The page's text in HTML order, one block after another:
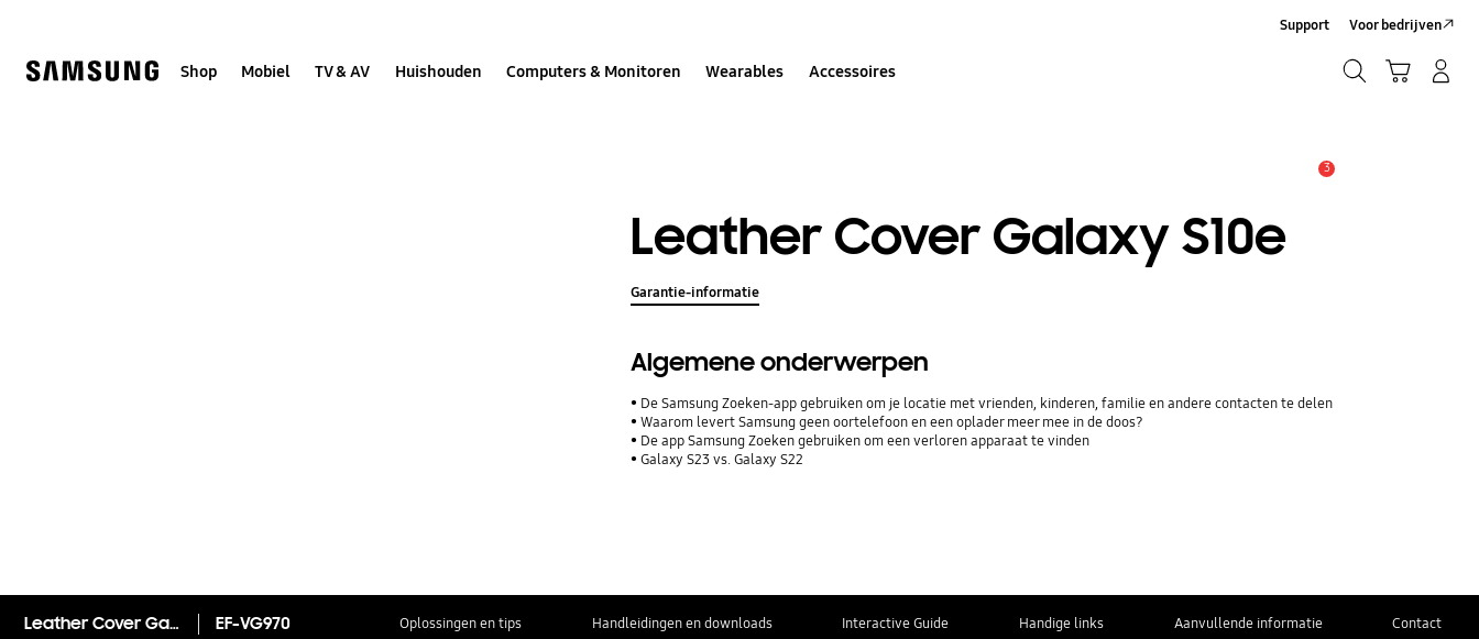
Shop Mobiel TV & AV Huishouden Computers & Monitoren Wearables Accessoires
Support Voor bedrijven
3
Leather Cover Galaxy S10e
Garantie-informatie
Algemene onderwerpen
De Samsung Zoeken-app gebruiken om je locatie met vrienden, kinderen, familie en andere contacten te delen
Waarom levert Samsung geen oortelefoon en een oplader meer mee in de doos?
De app Samsung Zoeken gebruiken om een verloren apparaat te vinden
Galaxy S23 vs. Galaxy S22
Leather Cover Galaxy S10e EF-VG970 Oplossingen en tips Handleidingen en downloads Interactive Guide Handige links Aanvullende informatie Contact